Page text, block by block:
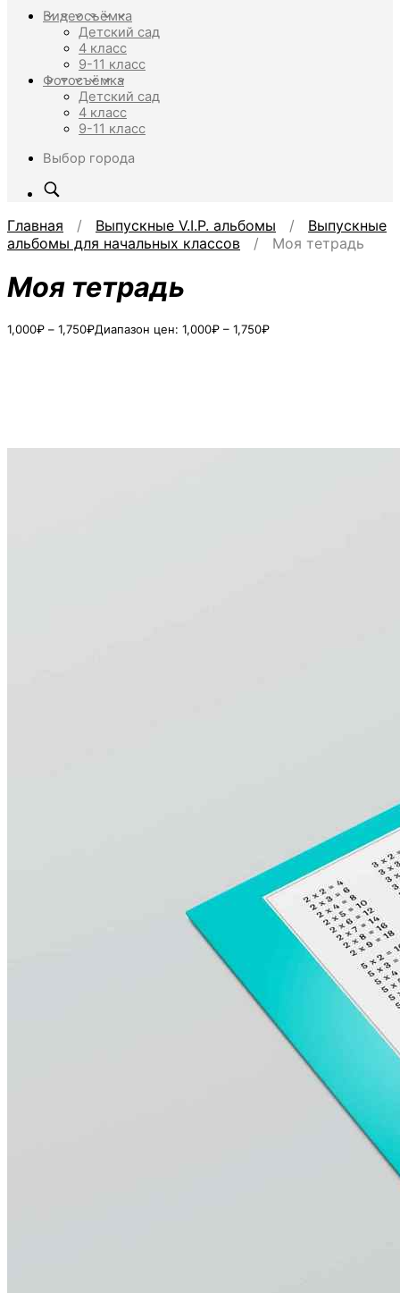
Видеосъёмка
Детский сад
4 класс
9-11 класс
Фотосъёмка
Детский сад
4 класс
9-11 класс
Выбор города
Главная / Выпускные V.I.P. альбомы / Выпускные
альбомы для начальных классов / Моя тетрадь
Моя тетрадь
1,000₽ – 1,750₽Диапазон цен: 1,000₽ – 1,750₽